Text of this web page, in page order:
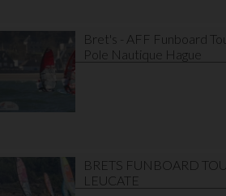
Bret's - AFF Funboard
Pole Nautique Hague
BRETS FUNBOARD
LEUCATE